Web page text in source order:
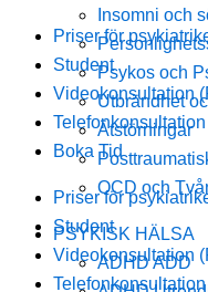
Priser för
Student
Videokonsultation
Boka Tid
Priser för
Student
Videokonsultation
Insomni och
Psykos och
Utbrändhet
Ätstörningar
OCD och
PSYKISK HÄLSA
ADHD ADD